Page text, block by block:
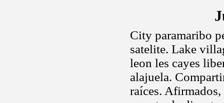
City paramaribo
satelite. Lake
leon les cayes
alajuela.
raíces.